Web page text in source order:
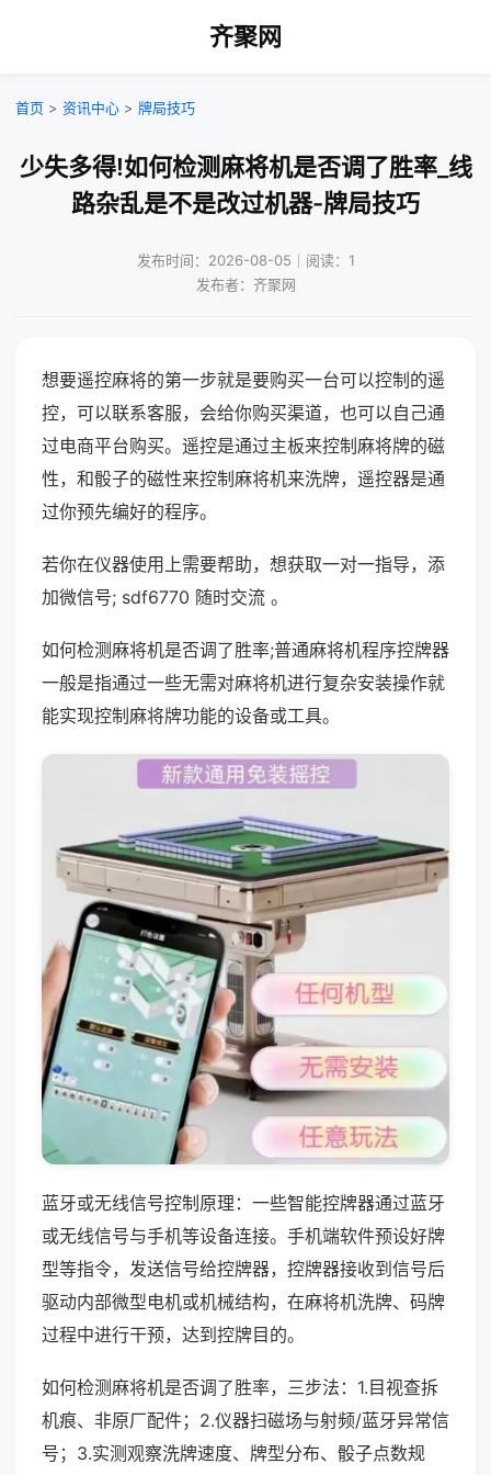
齐聚网
首页 > 资讯中心 > 牌局技巧
少失多得!如何检测麻将机是否调了胜率_线
路杂乱是不是改过机器-牌局技巧
发布时间：2026-08-05｜阅读：1
发布者：齐聚网
想要遥控麻将的第一步就是要购买一台可以控制的遥
控，可以联系客服，会给你购买渠道，也可以自己通
过电商平台购买。遥控是通过主板来控制麻将牌的磁
性，和骰子的磁性来控制麻将机来洗牌，遥控器是通
过你预先编好的程序。
若你在仪器使用上需要帮助，想获取一对一指导，添
加微信号; sdf6770 随时交流 。
如何检测麻将机是否调了胜率;普通麻将机程序控牌器
一般是指通过一些无需对麻将机进行复杂安装操作就
能实现控制麻将牌功能的设备或工具。
蓝牙或无线信号控制原理：一些智能控牌器通过蓝牙
或无线信号与手机等设备连接。手机端软件预设好牌
型等指令，发送信号给控牌器，控牌器接收到信号后
驱动内部微型电机或机械结构，在麻将机洗牌、码牌
过程中进行干预，达到控牌目的。
如何检测麻将机是否调了胜率，三步法：1.目视查拆
机痕、非原厂配件；2.仪器扫磁场与射频/蓝牙异常信
号；3.实测观察洗牌速度、牌型分布、骰子点数规